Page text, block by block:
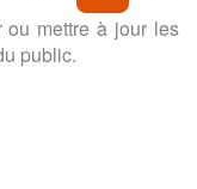
ou mettre à jour les
public.